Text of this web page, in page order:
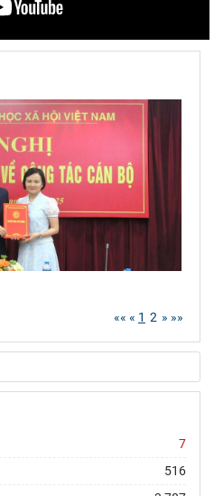
Khoa học xã hội Việt Nam
Hàn lâm Khoa học xã hội Việt
làm việc với Phó Giám đốc Học
«« « 1 2 » »»
7
516